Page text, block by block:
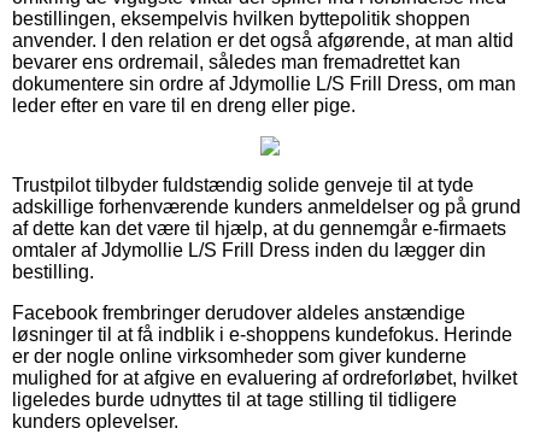
bestillingen, eksempelvis hvilken byttepolitik shoppen
anvender. I den relation er det også afgørende, at man altid
bevarer ens ordremail, således man fremadrettet kan
dokumentere sin ordre af Jdymollie L/S Frill Dress, om man
leder efter en vare til en dreng eller pige.
Trustpilot tilbyder fuldstændig solide genveje til at tyde
adskillige forhenværende kunders anmeldelser og på grund
af dette kan det være til hjælp, at du gennemgår e-firmaets
omtaler af Jdymollie L/S Frill Dress inden du lægger din
bestilling.
Facebook frembringer derudover aldeles anstændige
løsninger til at få indblik i e-shoppens kundefokus. Herinde
er der nogle online virksomheder som giver kunderne
mulighed for at afgive en evaluering af ordreforløbet, hvilket
ligeledes burde udnyttes til at tage stilling til tidligere
kunders oplevelser.